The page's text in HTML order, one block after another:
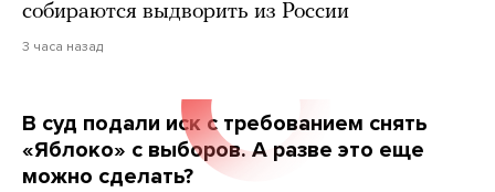
собираются выдворить из России
3 часа назад
В суд подали иск с требованием снять
«Яблоко» с выборов. А разве это еще
можно сделать?